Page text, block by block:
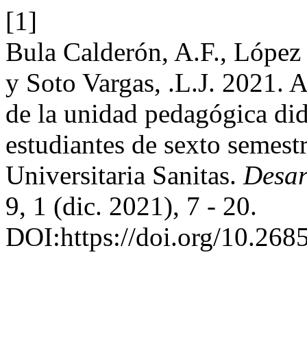
[1]
Bula Calderón, A.F.,
y Soto Vargas, .L.J. 2021.
de la unidad pedagógica
estudiantes de sexto
Universitaria Sanitas.
9, 1 (dic. 2021), 7 - 20.
DOI:https://doi.org/